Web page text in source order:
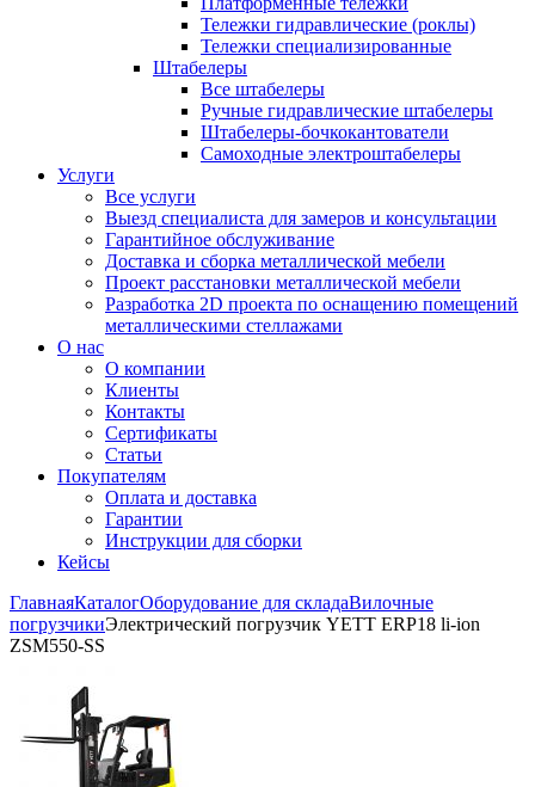
Тележки гидравлические (роклы)
Тележки специализированные
Штабелеры
Все штабелеры
Ручные гидравлические штабелеры
Штабелеры-бочкокантователи
Самоходные электроштабелеры
Услуги
Все услуги
Выезд специалиста для замеров и консультации
Гарантийное обслуживание
Доставка и сборка металлической мебели
Проект расстановки металлической мебели
Разработка 2D проекта по оснащению помещений
металлическими стеллажами
О нас
О компании
Клиенты
Контакты
Сертификаты
Статьи
Покупателям
Оплата и доставка
Гарантии
Инструкции для сборки
Кейсы
ГлавнаяКаталогОборудование для складаВилочные
погрузчикиЭлектрический погрузчик YETT ERP18 li-ion
ZSM550-SS